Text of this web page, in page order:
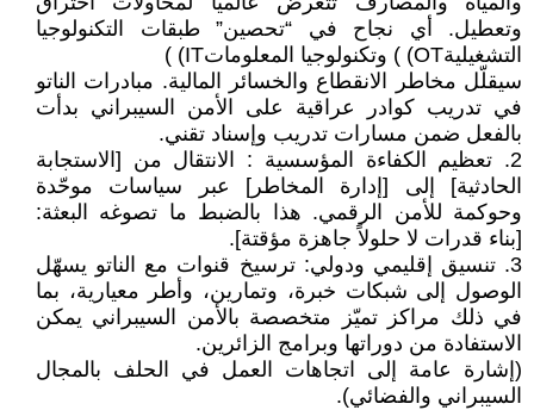
وتعطيل. أي نجاح في “تحصين” طبقات التكنولوجيا
التشغيليةOT) ) وتكنولوجيا المعلوماتIT) )
سيقلّل مخاطر الانقطاع والخسائر المالية. مبادرات الناتو
في تدريب كوادر عراقية على الأمن السيبراني بدأت
بالفعل ضمن مسارات تدريب وإسناد تقني.
2. تعظيم الكفاءة المؤسسية : الانتقال من [الاستجابة
الحادثية] إلى [إدارة المخاطر] عبر سياسات موحّدة
وحوكمة للأمن الرقمي. هذا بالضبط ما تصوغه البعثة:
[بناء قدرات لا حلولاً جاهزة مؤقتة].
3. تنسيق إقليمي ودولي: ترسيخ قنوات مع الناتو يسهّل
الوصول إلى شبكات خبرة، وتمارين، وأطر معيارية، بما
في ذلك مراكز تميّز متخصصة بالأمن السيبراني يمكن
الاستفادة من دوراتها وبرامج الزائرين.
(إشارة عامة إلى اتجاهات العمل في الحلف بالمجال
السيبراني والفضائي).